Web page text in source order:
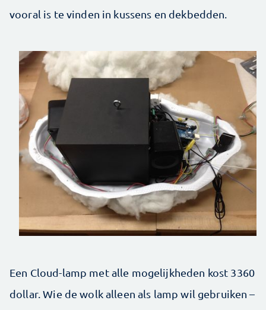
vooral is te vinden in kussens en dekbedden.
Een Cloud-lamp met alle mogelijkheden kost 3360
dollar. Wie de wolk alleen als lamp wil gebruiken –